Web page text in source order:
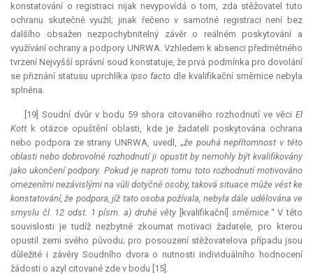
konstatování o registraci nijak nevypovídá o tom, zda stěžovatel tuto
ochranu skutečně využil; jinak řečeno v samotné registraci není bez
dalšího obsažen nezpochybnitelný závěr o reálném poskytování a
využívání ochrany a podpory UNRWA. Vzhledem k absenci předmětného
tvrzení Nejvyšší správní soud konstatuje, že prvá podmínka pro dovolání
se přiznání statusu uprchlíka ipso facto dle kvalifikační směrnice nebyla
splněna.
[19] Soudní dvůr v bodu 59 shora citovaného rozhodnutí ve věci El
Kott k otázce opuštění oblasti, kde je žadateli poskytována ochrana
nebo podpora ze strany UNRWA, uvedl, „že pouhá nepřítomnost v této
oblasti nebo dobrovolné rozhodnutí ji opustit by nemohly být kvalifikovány
jako ukončení podpory. Pokud je naproti tomu toto rozhodnutí motivováno
omezeními nezávislými na vůli dotyčné osoby, taková situace může vést ke
konstatování, že podpora, jíž tato osoba požívala, nebyla dále udělována ve
smyslu čl. 12 odst. 1 písm. a) druhé věty
[kvalifikační] směrnice.“ V této
souvislosti je tudíž nezbytné zkoumat motivaci žadatele, pro kterou
opustil zemi svého původu; pro posouzení stěžovatelova případu jsou
důležité i závěry Soudního dvora o nutnosti individuálního hodnocení
žádosti o azyl citované zde v bodu [15].